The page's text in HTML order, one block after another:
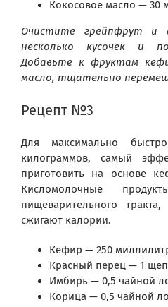
Кокосовое масло — 30
Очистите грейпфрут и
несколько кусочек и
Добавьте к фруктам
масло, тщательно
Рецепт №3
Для максимально
килограммов, самый
приготовить на основе
Кисломолочные
пищеварительного
сжигают калории.
Кефир — 250
Красный перец — 1
Имбирь — 0,5 чайной
Корица — 0,5 чайной